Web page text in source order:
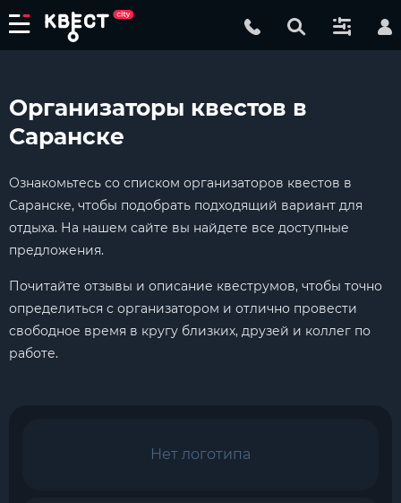
Организаторы квестов в
Саранске
Ознакомьтесь со списком организаторов квестов в
Саранске, чтобы подобрать подходящий вариант для
отдыха. На нашем сайте вы найдете все доступные
предложения.
Почитайте отзывы и описание квеструмов, чтобы точно
определиться с организатором и отлично провести
свободное время в кругу близких, друзей и коллег по
работе.
Нет логотипа